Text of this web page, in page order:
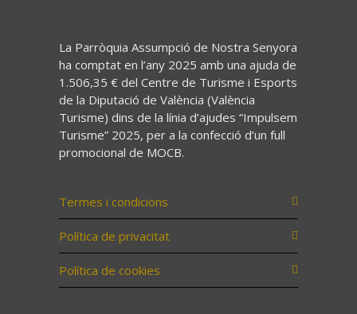
La Parròquia Assumpció de Nostra Senyora
ha comptat en l’any 2025 amb una ajuda de
1.506,35 € del Centre de Turisme i Esports
de la Diputació de València (València
Turisme) dins de la línia d’ajudes “Impulsem
Turisme” 2025, per a la confecció d’un full
promocional de MOCB.
Termes i condicions
Política de privacitat
Política de cookies